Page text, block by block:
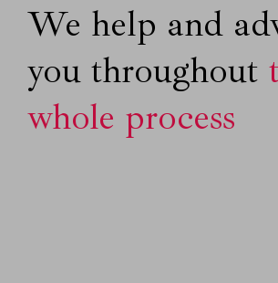
We help and
you throughout
whole process